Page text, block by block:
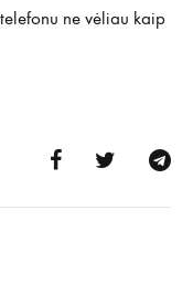
ne vėliau kaip